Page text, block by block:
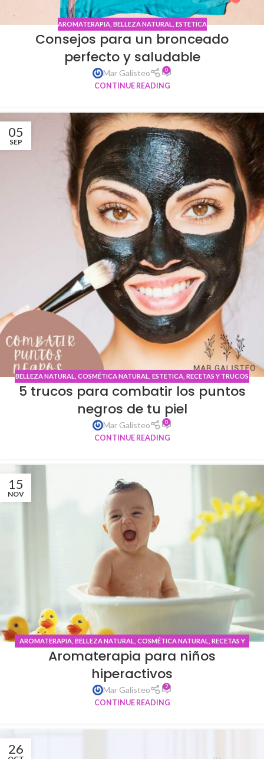
AROMATERAPIA, BELLEZA NATURAL ESTETICA
Consejos para un bronceado
perfecto y saludable
Mar Galisteo 0
CONTINUE READING
05
SEP
BELLEZA NATURAL COSMÉTICA NATURAL ESTETICA RECETAS Y TRUCOS
NATURALES,RUTINAS DE BELLEZA
5 trucos para combatir los puntos
negros de tu piel
Mar Galisteo 0
CONTINUE READING
15
NOV
AROMATERAPIA, BELLEZA NATURAL COSMÉTICA NATURAL RECETAS Y
TRUCOS NATURALES
Aromaterapia para niños
hiperactivos
Mar Galisteo 2
CONTINUE READING
26